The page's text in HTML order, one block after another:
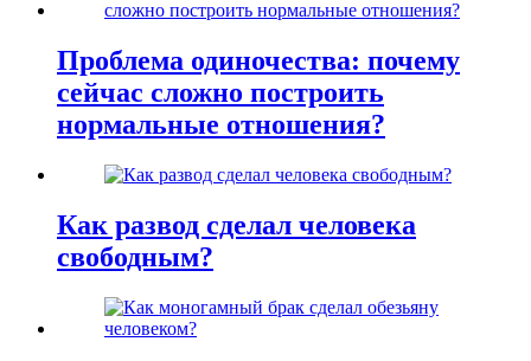
Проблема одиночества: почему
сейчас сложно построить
нормальные отношения?
Как развод сделал человека
свободным?